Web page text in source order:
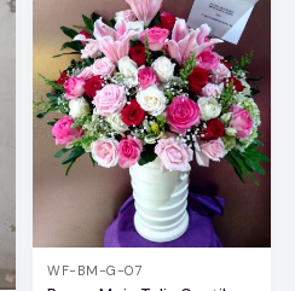
WF-BM-G-07